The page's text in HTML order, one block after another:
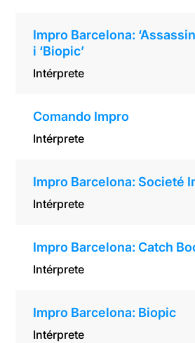
Impro Barcelona:
i ‘Biopic’
Intérprete
Comando Impro
Intérprete
Impro Barcelona: Societé
Intérprete
Impro Barcelona: Catch
Intérprete
Impro Barcelona: Biopic
Intérprete